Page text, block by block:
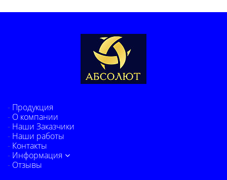
Продукция
О компании
Наши Заказчики
Наши работы
Контакты
Информация
Отзывы